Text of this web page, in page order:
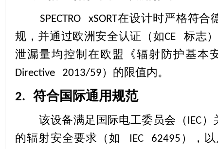
SPECTRO xSORT在设计时严格符合
规，并通过欧洲安全认证（如CE
标志
泄漏量均控制在欧盟《辐射防护基本
Directive 2013/59）的限值内。
2. 符合国际通用规范
该设备满足国际电工委员会（IEC）
的辐射安全要求（如
IEC 62495 ），